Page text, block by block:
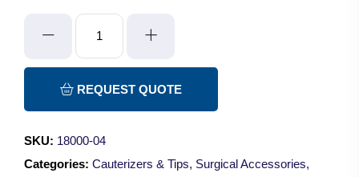
Tip
Small
Cauterizer
quantity
REQUEST QUOTE
SKU: 18000-04
Categories: Cauterizers & Tips, Surgical Accessories,